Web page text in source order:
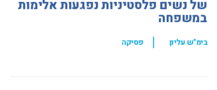
של נשים פלסטיניות נפגעות אלימות
במשפחה
בימ"ש עליון , פסיקה